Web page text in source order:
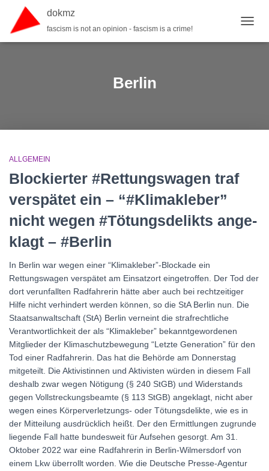
dokmz
fascism is not an opinion - fascism is a crime!
Berlin
ALLGEMEIN
Blockierter #Rettungswagen traf
verspätet ein – “#Kli­mak­leber”
nicht wegen #Töt­ungs­de­likts ange­
klagt – #Berlin
In Berlin war wegen einer “Klimakleber”-Blockade ein
Rettungswagen verspätet am Einsatzort eingetroffen. Der Tod der
dort verunfallten Radfahrerin hätte aber auch bei rechtzeitiger
Hilfe nicht verhindert werden können, so die StA Berlin nun. Die
Staatsanwaltschaft (StA) Berlin verneint die strafrechtliche
Verantwortlichkeit der als “Klimakleber” bekanntgewordenen
Mitglieder der Klimaschutzbewegung “Letzte Generation” für den
Tod einer Radfahrerin. Das hat die Behörde am Donnerstag
mitgeteilt. Die Aktivistinnen und Aktivisten würden in diesem Fall
deshalb zwar wegen Nötigung (§ 240 StGB) und Widerstands
gegen Vollstreckungsbeamte (§ 113 StGB) angeklagt, nicht aber
wegen eines Körperverletzungs- oder Tötungsdelikte, wie es in
der Mitteilung ausdrücklich heißt. Der den Ermittlungen zugrunde
liegende Fall hatte bundesweit für Aufsehen gesorgt. Am 31.
Oktober 2022 war eine Radfahrerin in Berlin-Wilmersdorf von
einem Lkw überrollt worden. Wie die Deutsche Presse-Agentur